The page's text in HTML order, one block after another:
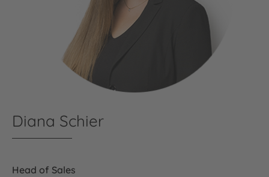
Diana Schier
Head of Sales